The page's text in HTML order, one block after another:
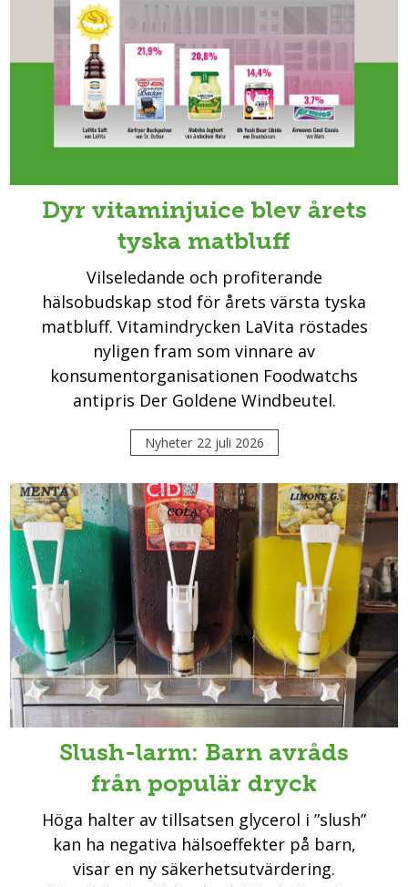
Dyr vitaminjuice blev årets
tyska matbluff
Vilseledande och profiterande
hälsobudskap stod för årets värsta tyska
matbluff. Vitamindrycken LaVita röstades
nyligen fram som vinnare av
konsumentorganisationen Foodwatchs
antipris Der Goldene Windbeutel.
Nyheter 22 juli 2026
Slush-larm: Barn avråds
från populär dryck
Höga halter av tillsatsen glycerol i ”slush”
kan ha negativa hälsoeffekter på barn,
visar en ny säkerhetsutvärdering.